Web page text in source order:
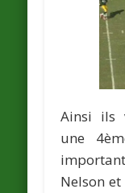
Ainsi ils
une
Nelson